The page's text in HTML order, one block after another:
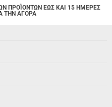
ΠΡΟΪΟΝΤΩΝ ΕΩΣ ΚΑΙ 15 ΗΜΕΡΕΣ
ΤΗΝ ΑΓΟΡΑ